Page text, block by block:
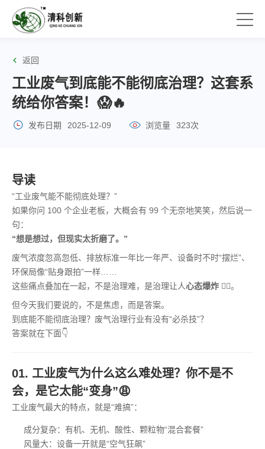
返回
工业废气到底能不能彻底治理？这套系
统给你答案！😱🔥
发布日期 2025-12-09 浏览量 323次
导读
“工业废气能不能彻底处理？”
如果你问 100 个企业老板，大概会有 99 个无奈地笑笑，然后说一
句：
“想是想过，但现实太折磨了。”
废气浓度忽高忽低、排放标准一年比一年严、设备时不时“摆烂”、
环保局像“贴身跟拍”一样……
这些痛点叠加在一起，不是治理难，是治理让人心态爆炸 😵‍💫。
但今天我们要说的，不是焦虑，而是答案。
到底能不能彻底治理？废气治理行业有没有“必杀技”？
答案就在下面👇
01. 工业废气为什么这么难处理？你不是不
会，是它太能“变身”😩
工业废气最大的特点，就是“难搞”：
成分复杂：有机、无机、酸性、颗粒物“混合套餐”
风量大：设备一开就是“空气狂飙”